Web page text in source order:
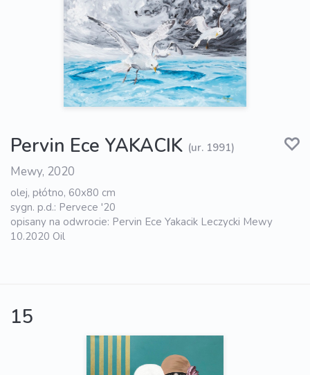
Pervin Ece YAKACIK (ur. 1991)
Mewy, 2020
olej, płótno, 60x80 cm
sygn. p.d.: Pervece '20
opisany na odwrocie: Pervin Ece Yakacik Leczycki Mewy
10.2020 Oil
15